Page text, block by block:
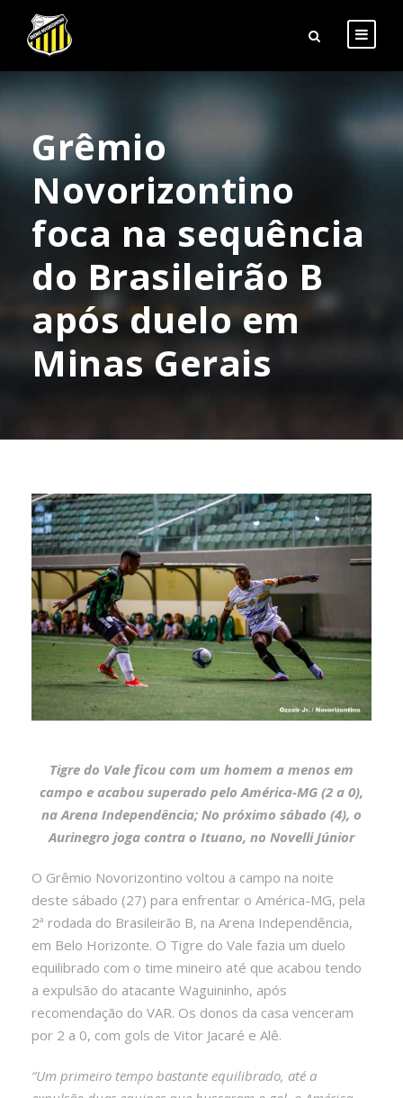
Grêmio
Novorizontino
foca na sequência
do Brasileirão B
após duelo em
Minas Gerais
Tigre do Vale ficou com um homem a menos em
campo e acabou superado pelo América-MG (2 a 0),
na Arena Independência; No próximo sábado (4), o
Aurinegro joga contra o Ituano, no Novelli Júnior
O Grêmio Novorizontino voltou a campo na noite
deste sábado (27) para enfrentar o América-MG, pela
2ª rodada do Brasileirão B, na Arena Independência,
em Belo Horizonte. O Tigre do Vale fazia um duelo
equilibrado com o time mineiro até que acabou tendo
a expulsão do atacante Waguininho, após
recomendação do VAR. Os donos da casa venceram
por 2 a 0, com gols de Vitor Jacaré e Alê.
“Um primeiro tempo bastante equilibrado, até a